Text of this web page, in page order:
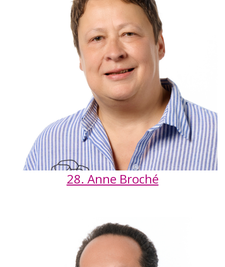
28. Anne Broché